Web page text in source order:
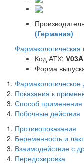
(Германия)
Фармакологическая
Код АТХ:
Форма
Фармакологическое
Показания к
Способ применения
Побочные действия
Противопоказания
Беременность и
Взаимодействие с
Передозировка